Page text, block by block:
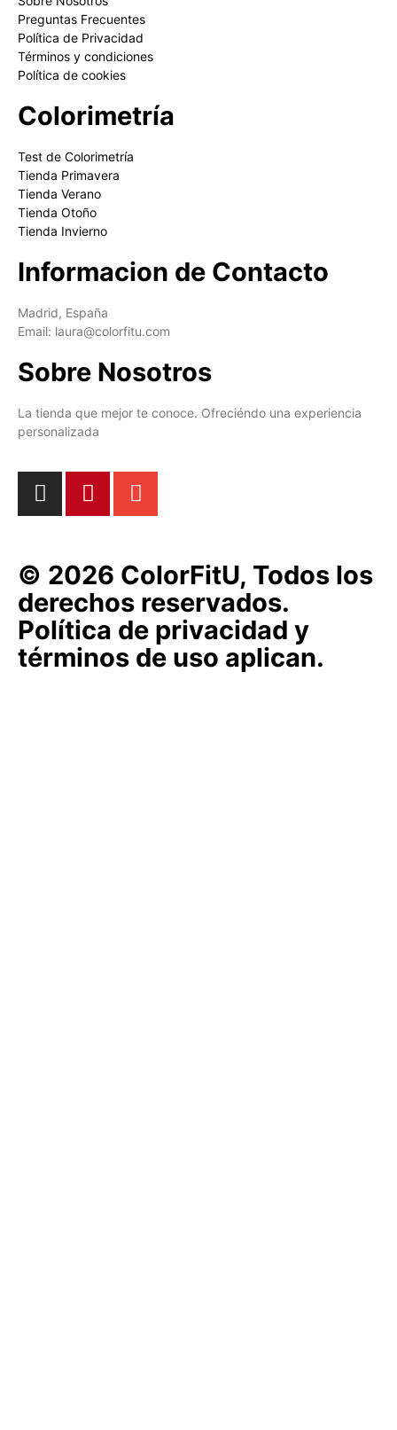
Preguntas Frecuentes
Política de Privacidad
Términos y condiciones
Política de cookies
Colorimetría
Test de Colorimetría
Tienda Primavera
Tienda Verano
Tienda Otoño
Tienda Invierno
Informacion de Contacto
Madrid, España
Email: laura@colorfitu.com
Sobre Nosotros
La tienda que mejor te conoce. Ofreciéndo una experiencia
personalizada
© 2026 ColorFitU, Todos los
derechos reservados.
Política de privacidad y
términos de uso aplican.